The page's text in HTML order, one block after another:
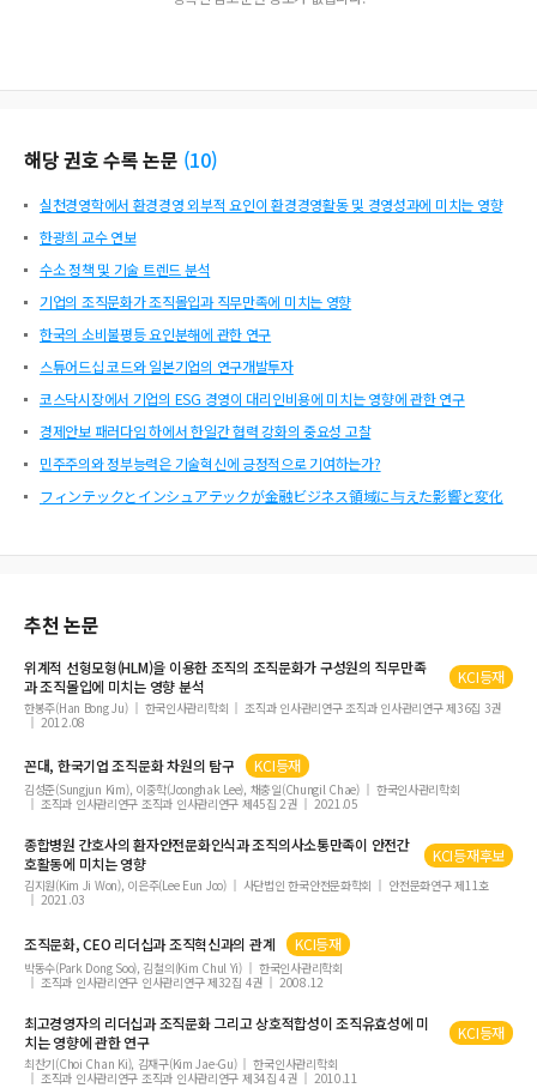
해당 권호 수록 논문 (10)
실천경영학에서 환경경영 외부적 요인이 환경경영활동 및 경영성과에 미치는 영향
한광희 교수 연보
수소 정책 및 기술 트렌드 분석
기업의 조직문화가 조직몰입과 직무만족에 미치는 영향
한국의 소비불평등 요인분해에 관한 연구
스튜어드십 코드와 일본기업의 연구개발투자
코스닥시장에서 기업의 ESG 경영이 대리인비용에 미치는 영향에 관한 연구
경제안보 패러다임 하에서 한일간 협력 강화의 중요성 고찰
민주주의와 정부능력은 기술혁신에 긍정적으로 기여하는가?
フィンテックとインシュアテックが金融ビジネス領域に与えた影響と変化
추천 논문
위계적 선형모형(HLM)을 이용한 조직의 조직문화가 구성원의 직무만족
과 조직몰입에 미치는 영향 분석
KCI등재
한봉주(Han Bong Ju) 한국인사관리학회
조직과 인사관리연구 조직과 인사관리연구 제36집 3권
2012.08
꼰대, 한국기업 조직문화 차원의 탐구 KCI등재
김성준(Sungjun Kim), 이중학(Joonghak Lee), 채충일(Chungil Chae)
한국인사관리학회
조직과 인사관리연구 조직과 인사관리연구 제45집 2권
2021.05
종합병원 간호사의 환자안전문화인식과 조직의사소통만족이 안전간
호활동에 미치는 영향
KCI등재후보
김지원(Kim Ji Won), 이은주(Lee Eun Joo) 사단법인 한국안전문화학회
안전문화연구 제11호
2021.03
조직문화, CEO 리더십과 조직혁신과의 관계 KCI등재
박동수(Park Dong Soo), 김철의(Kim Chul Yi)
한국인사관리학회
조직과 인사관리연구 인사관리연구 제32집 4권
2008.12
최고경영자의 리더십과 조직문화 그리고 상호적합성이 조직유효성에 미
치는 영향에 관한 연구
KCI등재
최찬기(Choi Chan Ki), 김재구(Kim Jae-Gu)
한국인사관리학회
조직과 인사관리연구 조직과 인사관리연구 제34집 4권
2010.11